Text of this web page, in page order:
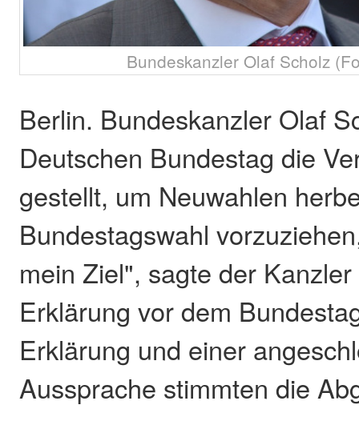
Bundeskanzler Olaf Scholz
Berlin. Bundeskanzler Olaf
Deutschen Bundestag die
gestellt, um Neuwahlen
Bundestagswahl
mein Ziel", sagte der
Erklärung vor dem
Erklärung und einer
Aussprache stimmten die